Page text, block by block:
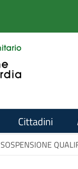
Cittadini
SOSPENSIONE